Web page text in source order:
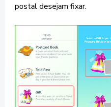
postal desejam fixar.